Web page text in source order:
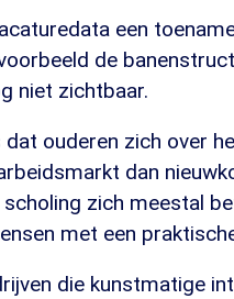
een
de
niet zichtbaar.
ouderen zich over
dan
zich meestal
met een
die kunstmatige